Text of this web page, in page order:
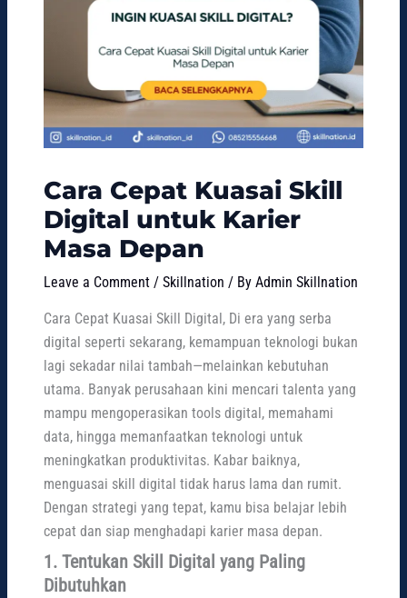
Cara Cepat Kuasai Skill
Digital untuk Karier
Masa Depan
Leave a Comment /Skillnation / ByAdmin Skillnation
Cara Cepat Kuasai Skill Digital, Di era yang serba
digital seperti sekarang, kemampuan teknologi bukan
lagi sekadar nilai tambah—melainkan kebutuhan
utama. Banyak perusahaan kini mencari talenta yang
mampu mengoperasikan tools digital, memahami
data, hingga memanfaatkan teknologi untuk
meningkatkan produktivitas. Kabar baiknya,
menguasai skill digital tidak harus lama dan rumit.
Dengan strategi yang tepat, kamu bisa belajar lebih
cepat dan siap menghadapi karier masa depan.
1. Tentukan Skill Digital yang Paling
Dibutuhkan